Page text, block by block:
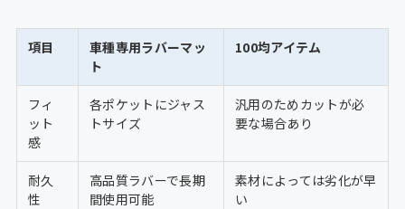
項目
車種専用ラバーマッ
ト
100均アイテム
フィ
ット
感
各ポケットにジャス
トサイズ
汎用のためカットが必
要な場合あり
耐久
性
高品質ラバーで長期
間使用可能
素材によっては劣化が早
い